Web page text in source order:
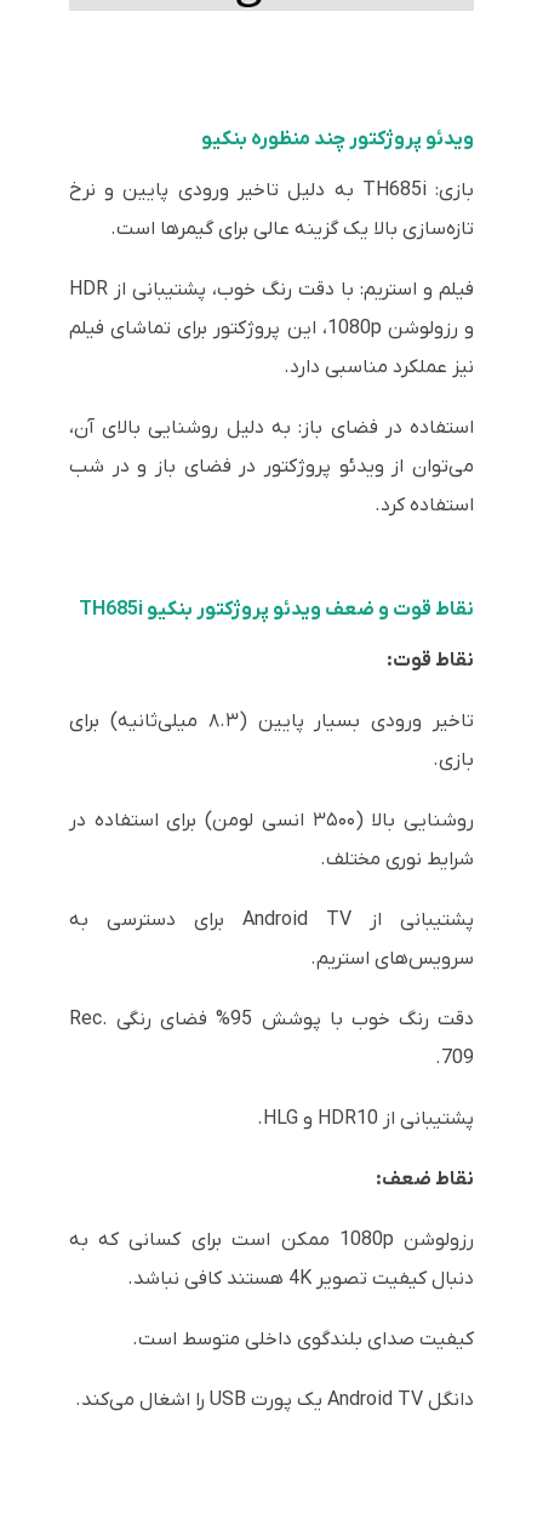
ویدئو پروژکتور چند منظوره بنکیو
بازی: TH685i به دلیل تاخیر ورودی پایین و نرخ
تازه‌سازی بالا یک گزینه عالی برای گیمرها است.
فیلم و استریم: با دقت رنگ خوب، پشتیبانی از HDR
و رزولوشن 1080p، این پروژکتور برای تماشای فیلم
نیز عملکرد مناسبی دارد.
استفاده در فضای باز: به دلیل روشنایی بالای آن،
می‌توان از ویدئو پروژکتور در فضای باز و در شب
استفاده کرد.
نقاط قوت و ضعف ویدئو پروژکتور بنکیو TH685i
نقاط قوت:
تاخیر ورودی بسیار پایین (۸.۳ میلی‌ثانیه) برای
بازی.
روشنایی بالا (۳۵۰۰ انسی لومن) برای استفاده در
شرایط نوری مختلف.
پشتیبانی از Android TV برای دسترسی به
سرویس‌های استریم.
دقت رنگ خوب با پوشش 95% فضای رنگی Rec.
709.
پشتیبانی از HDR10 و HLG.
نقاط ضعف:
رزولوشن 1080p ممکن است برای کسانی که به
دنبال کیفیت تصویر 4K هستند کافی نباشد.
کیفیت صدای بلندگوی داخلی متوسط است.
دانگل Android TV یک پورت USB را اشغال می‌کند.